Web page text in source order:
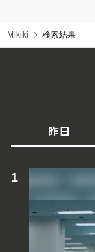
Mikiki 検索結果
昨日